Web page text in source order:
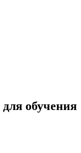
для обучения